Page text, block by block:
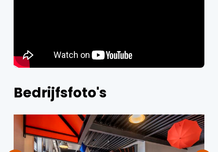
Bedrijfsfoto's